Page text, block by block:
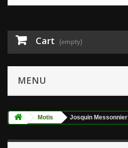
Cart (empty)
MENU
Motis Josquin Messonnier